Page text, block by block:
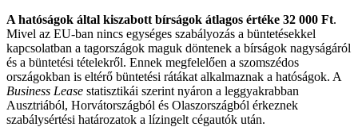
A hatóságok által kiszabott bírságok átlagos értéke 32 000 Ft.
Mivel az EU-ban nincs egységes szabályozás a büntetésekkel
kapcsolatban a tagországok maguk döntenek a bírságok nagyságáról
és a büntetési tételekről. Ennek megfelelően a szomszédos
országokban is eltérő büntetési rátákat alkalmaznak a hatóságok. A
Business Lease statisztikái szerint nyáron a leggyakrabban
Ausztriából, Horvátországból és Olaszországból érkeznek
szabálysértési határozatok a lízingelt cégautók után.